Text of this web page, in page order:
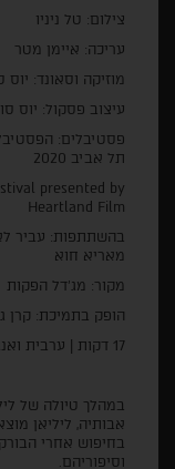
צילום: טל ניניו
עריכה: איימן מטר
מוזיקה וסאונד: יוס
עיצוב פסקול: יוס
פסטיבלים:
תל אביב 2020
presented by
Heartland Film
בהשתתפות: עביר
מאריא חוא
מקור: מג'דל הפקות
הופק בתמיכת: קרן
17 דקות | ערבית ואנגלית | תרגום לעברית ולאנגלית
במהלך טיולה של
אבותיה, ליליאן
בחיפוש אחרי
וסיפוריהם.